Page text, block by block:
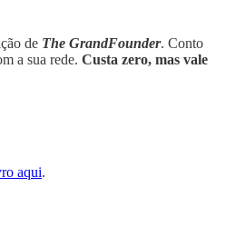
de The GrandFounder. Conto
a sua rede. Custa zero, mas vale
aqui.